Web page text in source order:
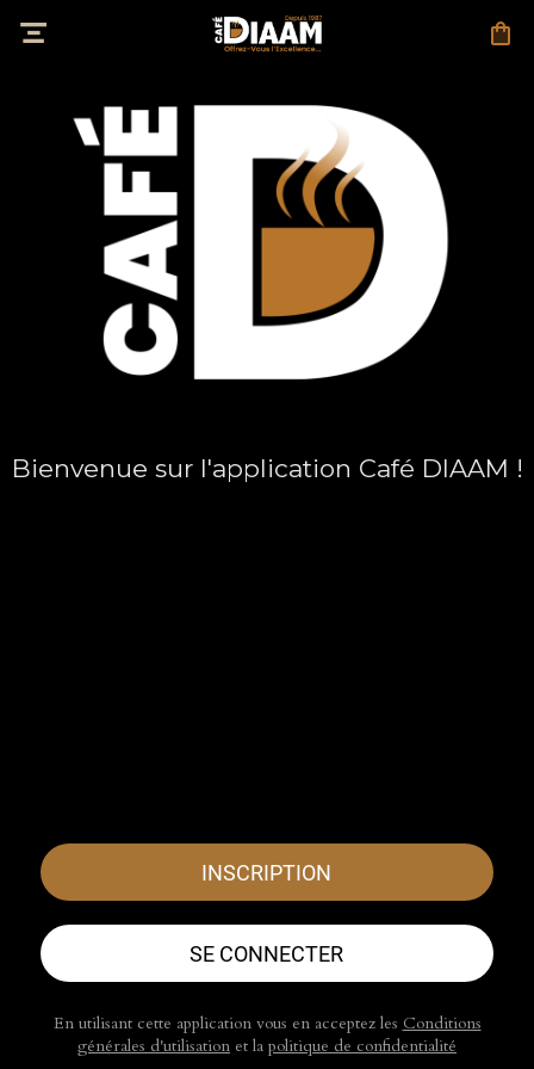
Bienvenue sur l'application Café DIAAM !
INSCRIPTION
SE CONNECTER
En utilisant cette application vous en acceptez les Conditions
générales d'utilisation et la politique de confidentialité